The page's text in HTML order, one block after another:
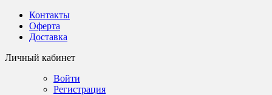
Контакты
Оферта
Доставка
Личный кабинет
Войти
Регистрация